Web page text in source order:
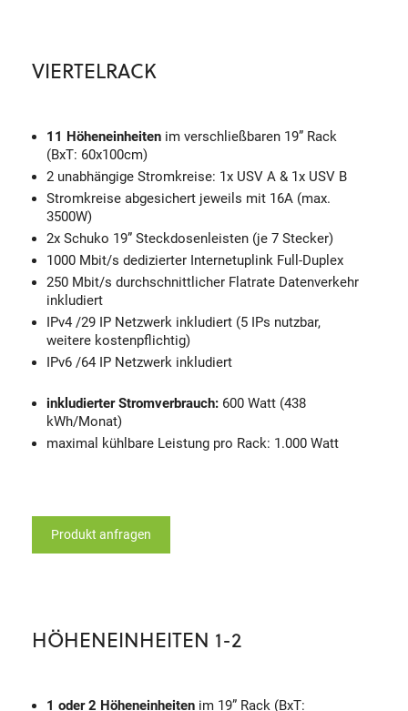
VIERTELRACK
11 Höheneinheiten im verschließbaren 19” Rack
(BxT: 60x100cm)
2 unabhängige Stromkreise: 1x USV A & 1x USV B
Stromkreise abgesichert jeweils mit 16A (max.
3500W)
2x Schuko 19” Steckdosenleisten (je 7 Stecker)
1000 Mbit/s dedizierter Internetuplink Full-Duplex
250 Mbit/s durchschnittlicher Flatrate Datenverkehr
inkludiert
IPv4 /29 IP Netzwerk inkludiert (5 IPs nutzbar,
weitere kostenpflichtig)
IPv6 /64 IP Netzwerk inkludiert
inkludierter Stromverbrauch: 600 Watt (438
kWh/Monat)
maximal kühlbare Leistung pro Rack: 1.000 Watt
Produkt anfragen
HÖHENEINHEITEN 1-2
1 oder 2 Höheneinheiten im 19” Rack (BxT: